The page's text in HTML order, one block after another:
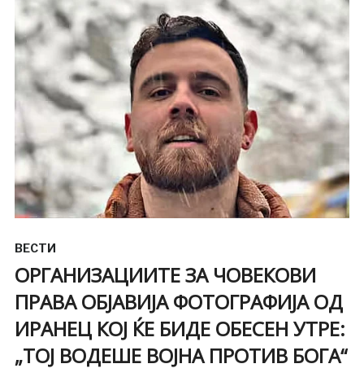
ВЕСТИ
ОРГАНИЗАЦИИТЕ ЗА ЧОВЕКОВИ
ПРАВА ОБЈАВИЈА ФОТОГРАФИЈА ОД
ИРАНЕЦ КОЈ ЌЕ БИДЕ ОБЕСЕН УТРЕ:
„ТОЈ ВОДЕШЕ ВОЈНА ПРОТИВ БОГА“